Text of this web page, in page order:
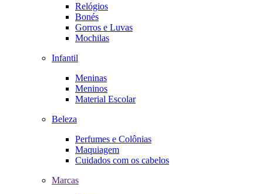
Relógios
Bonés
Gorros e Luvas
Mochilas
Infantil
Meninas
Meninos
Material Escolar
Beleza
Perfumes e Colônias
Maquiagem
Cuidados com os cabelos
Marcas